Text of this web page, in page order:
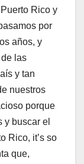
Rico y
por
años, y
las
y tan
nuestros
porque
y buscar el
Rico, it’s so
que,